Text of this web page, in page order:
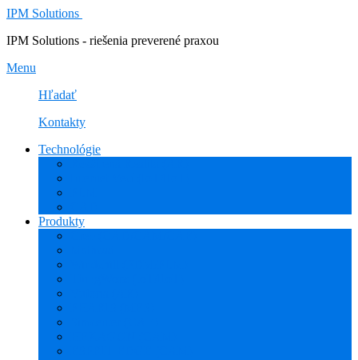
IPM Solutions
IPM Solutions - riešenia preverené praxou
Menu
Hľadať
Kontakty
Technológie
Produkty